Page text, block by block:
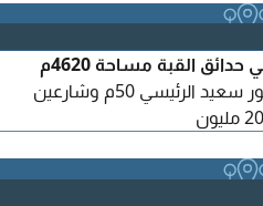
قطعة أرض مشاركة 50 / 50 في حدائق القبة مساحة 4620م
ارتفاع أرضي و11 دور على شارع بور سعيد الرئيسي 50م وشارعين